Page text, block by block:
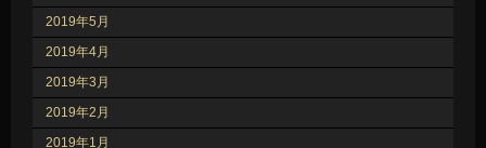
2019年5月
2019年4月
2019年3月
2019年2月
2019年1月